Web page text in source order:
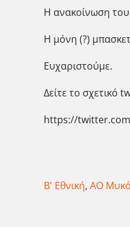
Η ανακοίνωση
Η μόνη (?)
Ευχαριστούμε.
Δείτε το σχετικό
https://
Β' Εθνική, ΑΟ